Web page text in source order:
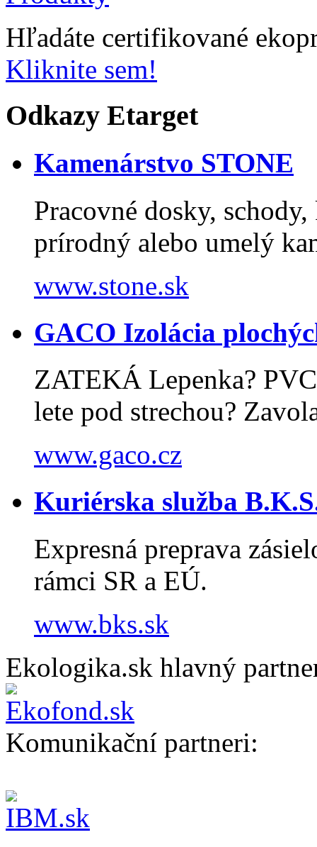
Hľadáte certifikované
Kliknite sem!
Odkazy Etarget
Kamenárstvo STONE
Pracovné dosky,
prírodný alebo umelý
www.stone.sk
GACO Izolácia
ZATEKÁ Lepenka?
lete pod strechou?
www.gaco.cz
Kuriérska služba
Expresná preprava
rámci SR a EÚ.
www.bks.sk
Ekologika.sk hlavný
Komunikační partneri: